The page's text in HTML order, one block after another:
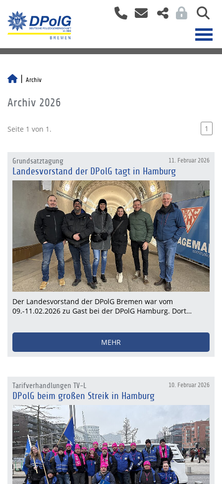
Archiv
Archiv 2026
Seite 1 von 1. 1
11. Februar 2026
Grundsatztagung
Landesvorstand der DPolG tagt in Hamburg
Der Landesvorstand der DPolG Bremen war vom
09.-11.02.2026 zu Gast bei der DPolG Hamburg. Dort…
MEHR
10. Februar 2026
Tarifverhandlungen TV-L
DPolG beim großen Streik in Hamburg